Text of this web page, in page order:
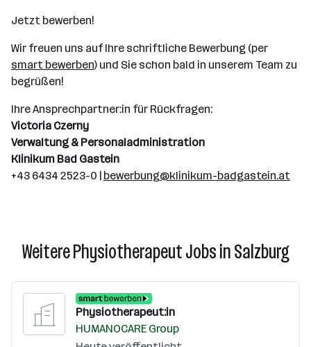
Jetzt bewerben!
Wir freuen uns auf Ihre schriftliche Bewerbung (per
smart bewerben) und Sie schon bald in unserem Team zu
begrüßen!
Ihre Ansprechpartner:in für Rückfragen:
Victoria Czerny
Verwaltung & Personaladministration
Klinikum Bad Gastein
+43 6434 2523-0 | bewerbung@klinikum-badgastein.at
Weitere Physiotherapeut Jobs in Salzburg
Physiotherapeut:in
HUMANOCARE Group